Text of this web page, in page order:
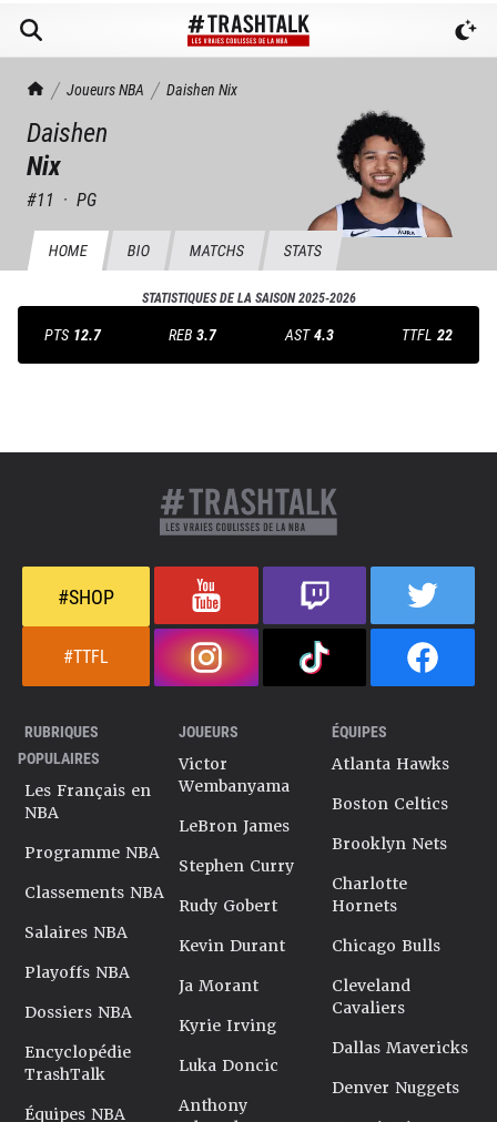
TrashTalk Actu NBA
Joueurs NBA Daishen Nix
Daishen
Nix
#11 · PG
HOME BIO MATCHS STATS
STATISTIQUES DE LA SAISON2025-2026
PTS 12.7 REB 3.7 AST 4.3 TTFL 22
#SHOP
#TTFL
RUBRIQUES
POPULAIRES
Les Français en
NBA
Programme NBA
Classements NBA
Salaires NBA
Playoffs NBA
Dossiers NBA
Encyclopédie
TrashTalk
Équipes NBA
JOUEURS
Victor
Wembanyama
LeBron James
Stephen Curry
Rudy Gobert
Kevin Durant
Ja Morant
Kyrie Irving
Luka Doncic
Anthony
ÉQUIPES
Atlanta Hawks
Boston Celtics
Brooklyn Nets
Charlotte
Hornets
Chicago Bulls
Cleveland
Cavaliers
Dallas Mavericks
Denver Nuggets